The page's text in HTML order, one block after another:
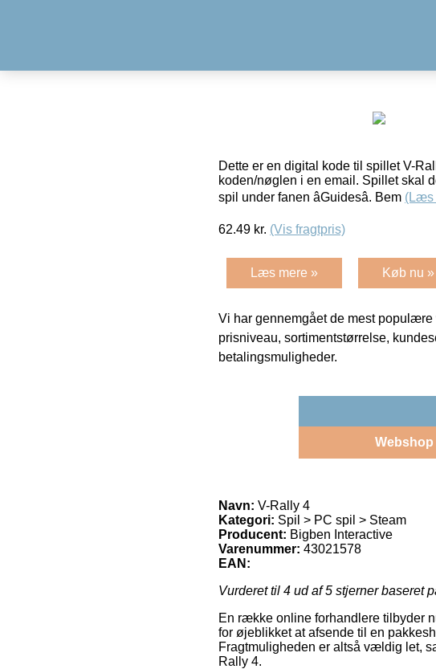
Dette er en digital kode til spillet V-
koden/nøglen i en email. Spillet skal
spil under fanen âGuidesâ. Bem (Læs
62.49 kr. (Vis fragtpris)
Læs mere » Køb nu »
Vi har gennemgået de mest
prisniveau, sortimentstørrelse,
betalingsmuligheder.
Webshop
Navn: V-Rally 4
Kategori: Spil > PC spil > Steam
Producent: Bigben Interactive
Varenummer: 43021578
EAN:
Vurderet til 4 ud af 5 stjerner baseret
En række online forhandlere tilbyder
for øjeblikket at afsende til en
Fragtmuligheden er altså vældig let,
Rally 4.